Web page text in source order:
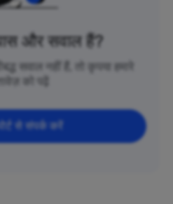
और सवाल हैं?
सवाल नहीं हैं, तो कृपया हमारे
को पढ़ें
से संपर्क करें